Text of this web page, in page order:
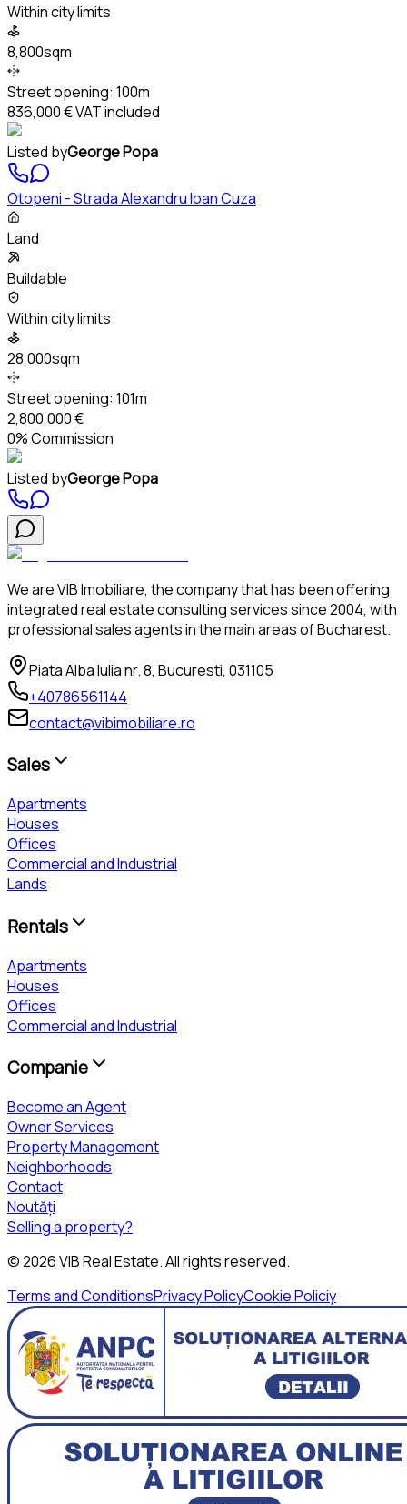
Within city limits
8,800sqm
Street opening: 100m
836,000 €VAT included
Listed byGeorge Popa
Otopeni - Strada Alexandru Ioan Cuza
Land
Buildable
Within city limits
28,000sqm
Street opening: 101m
2,800,000 €
0% Commission
Listed byGeorge Popa
We are VIB Imobiliare, the company that has been offering
integrated real estate consulting services since 2004, with
professional sales agents in the main areas of Bucharest.
Piata Alba Iulia nr. 8, Bucuresti, 031105
+40786561144
contact@vibimobiliare.ro
Sales
Apartments
Houses
Offices
Commercial and Industrial
Lands
Rentals
Apartments
Houses
Offices
Commercial and Industrial
Companie
Become an Agent
Owner Services
Property Management
Neighborhoods
Contact
Noutăți
Selling a property?
©2026VIB Real Estate. All rights reserved.
Terms and ConditionsPrivacy PolicyCookie Policiy